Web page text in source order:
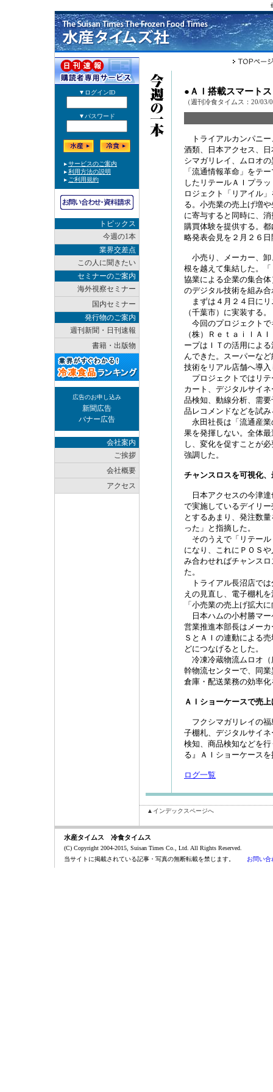
トピックス
今週の1本
業界交差点
この人に聞きたい
セミナーのご案内
海外視察セミナー
国内セミナー
発行物のご案内
週刊新聞・日刊速報
書籍・出版物
広告のお申し込み
新聞広告
バナー広告
会社案内
ご挨拶
会社概要
アクセス
●ＡＩ搭載スマート
（週刊冷食タイムス：20/03/
トライアルカンパニー
酒類、日本アクセス、
シマガリレイ、ムロオ
「流通情報革命」をテ
したリテールＡＩプラ
ロジェクト「リアイル
る。小売業の売上げ増
に寄与すると同時に、
購買体験を提供する。
略発表会見を２月２６
小売り、メーカー、卸
根を越えて集結した。
協業による企業の集合
のデジタル技術を組み
まずは４月２４日にリ
（千葉市）に実装する。
今回のプロジェクトで
（株）ＲｅｔａｉｌＡ
ープはＩＴの活用によ
んできた。スーパーな
技術をリアル店舗へ導
プロジェクトではリテ
カート、デジタルサイ
品検知、動線分析、需
品レコメンドなどを試み
永田社長は「流通産業
果を発揮しない。全体
し、変化を促すことが
強調した。
チャンスロスを可視化
日本アクセスの今津達
で実施しているデイリ
とするあまり、発注数
った」と指摘した。
そのうえで「リテール
になり、これにＰＯＳ
み合わせればチャンス
た。
トライアル長沼店では
えの見直し、電子棚札
「小売業の売上げ拡大
日本ハムの小村勝マー
営業推進本部長はメー
ＳとＡＩの連動による
どにつなげるとした。
冷凍冷蔵物流ムロオ（
幹物流センターで、同
倉庫・配送業務の効率
ＡＩショーケースで売
フクシマガリレイの福
子棚札、デジタルサイ
検知、商品検知などを
る』ＡＩショーケース
ログ一覧
▲インデックスページへ
水産タイムス 冷食タイムス
(C) Copyright 2004-2015, Suisan Times Co., Ltd. All Rights Reserved.
当サイトに掲載されている記事・写真の無断転載を禁じます。 お問い合